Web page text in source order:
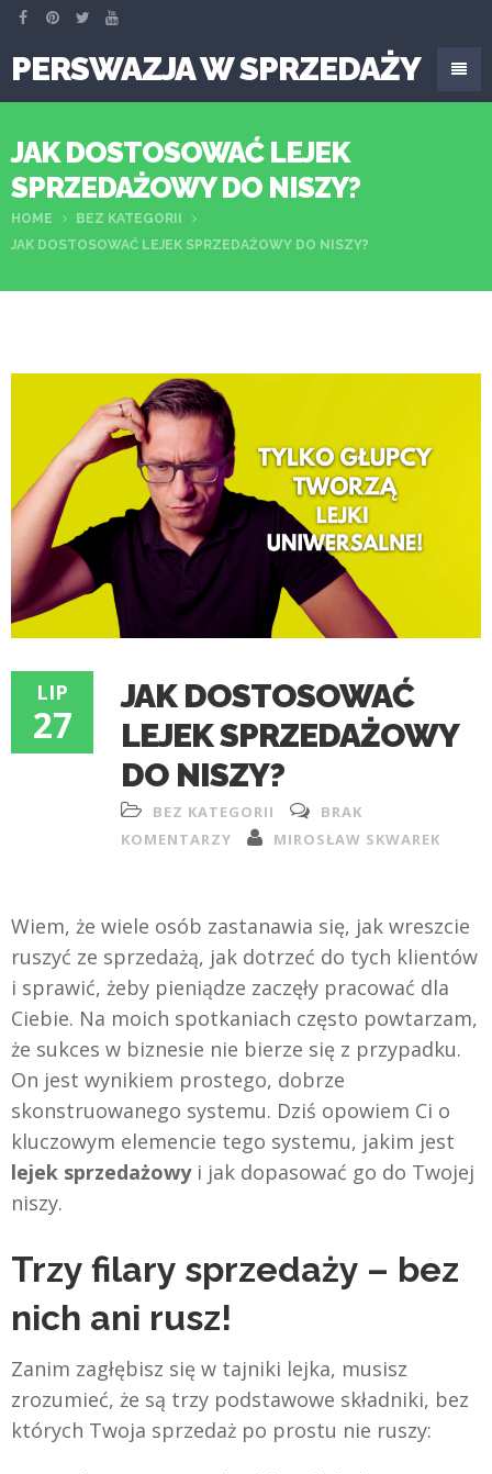
PERSWAZJA W SPRZEDAŻY
JAK DOSTOSOWAĆ LEJEK
SPRZEDAŻOWY DO NISZY?
HOME
BEZ KATEGORII
JAK DOSTOSOWAĆ LEJEK SPRZEDAŻOWY DO NISZY?
LIP
27
JAK DOSTOSOWAĆ
LEJEK SPRZEDAŻOWY
DO NISZY?
BEZ KATEGORII
BRAK
KOMENTARZY
MIROSŁAW SKWAREK
Wiem, że wiele osób zastanawia się, jak wreszcie
ruszyć ze sprzedażą, jak dotrzeć do tych klientów
i sprawić, żeby pieniądze zaczęły pracować dla
Ciebie. Na moich spotkaniach często powtarzam,
że sukces w biznesie nie bierze się z przypadku.
On jest wynikiem prostego, dobrze
skonstruowanego systemu. Dziś opowiem Ci o
kluczowym elemencie tego systemu, jakim jest
lejek sprzedażowyi jak dopasować go do Twojej
niszy.
Trzy filary sprzedaży – bez
nich ani rusz!
Zanim zagłębisz się w tajniki lejka, musisz
zrozumieć, że są trzy podstawowe składniki, bez
których Twoja sprzedaż po prostu nie ruszy: